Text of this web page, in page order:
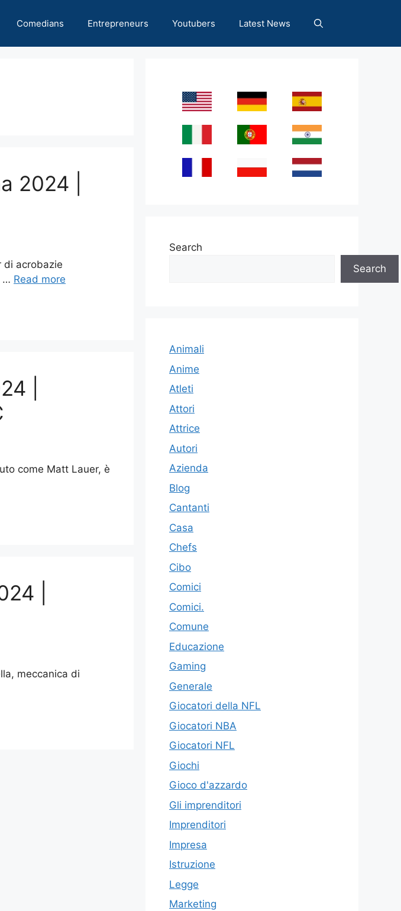
Comedians Entrepreneurs Youtubers Latest News
2024 |
di acrobazie
… Read more
|
come Matt Lauer, è
|
meccanica di
Search
Search
Animali
Anime
Atleti
Attori
Attrice
Autori
Azienda
Blog
Cantanti
Casa
Chefs
Cibo
Comici
Comici.
Comune
Educazione
Gaming
Generale
Giocatori della NFL
Giocatori NBA
Giocatori NFL
Giochi
Gioco d'azzardo
Gli imprenditori
Imprenditori
Impresa
Istruzione
Legge
Marketing